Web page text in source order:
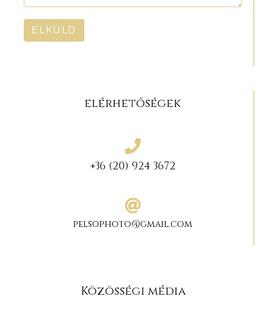
ELKÜLD
elérhetőségek
+36 (20) 924 3672
pelsophoto@gmail.com
Közösségi média